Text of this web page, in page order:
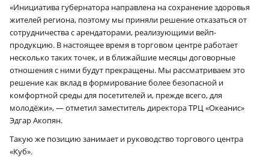
«Инициатива губернатора направлена на сохранение здоровья
жителей региона, поэтому мы приняли решение отказаться от
сотрудничества с арендаторами, реализующими вейп-
продукцию. В настоящее время в торговом центре работает
несколько таких точек, и в ближайшие месяцы договорные
отношения с ними будут прекращены. Мы рассматриваем это
решение как вклад в формирование более безопасной и
комфортной среды для посетителей и, прежде всего, для
молодёжи», — отметил заместитель директора ТРЦ «Океанис»
Эдгар Акопян.
Такую же позицию занимает и руководство торгового центра
«Куб».